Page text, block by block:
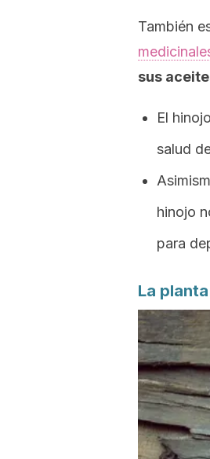
También
sus
El
salud
hinojo
para
La